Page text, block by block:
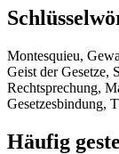
Montesquieu,
Geist der Gesetze,
Rechtsprechung,
Gesetzesbindung,
Häufig